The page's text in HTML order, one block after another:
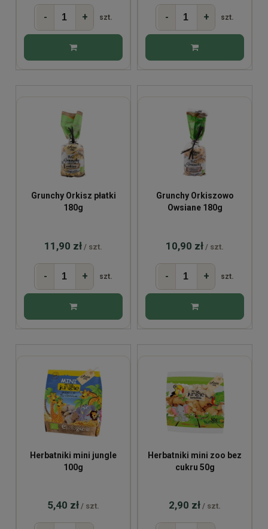
- + szt. - + szt.
Grunchy Orkisz płatki
180g
11,90 zł / szt.
- + szt.
Grunchy Orkiszowo
Owsiane 180g
10,90 zł / szt.
- + szt.
Herbatniki mini jungle
100g
5,40 zł / szt.
Herbatniki mini zoo bez
cukru 50g
2,90 zł / szt.